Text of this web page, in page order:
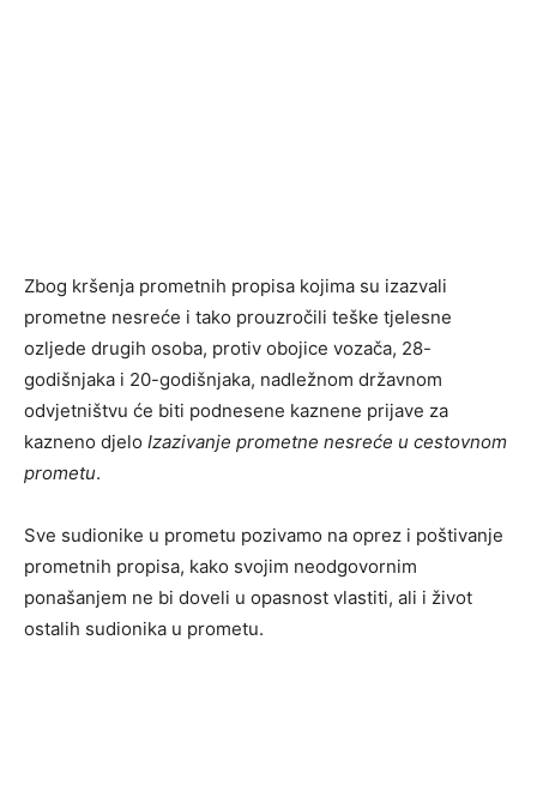
Zbog kršenja prometnih propisa kojima su izazvali
prometne nesreće i tako prouzročili teške tjelesne
ozljede drugih osoba, protiv obojice vozača, 28-
godišnjaka i 20-godišnjaka, nadležnom državnom
odvjetništvu će biti podnesene kaznene prijave za
kazneno djelo Izazivanje prometne nesreće u cestovnom
prometu.
Sve sudionike u prometu pozivamo na oprez i poštivanje
prometnih propisa, kako svojim neodgovornim
ponašanjem ne bi doveli u opasnost vlastiti, ali i život
ostalih sudionika u prometu.